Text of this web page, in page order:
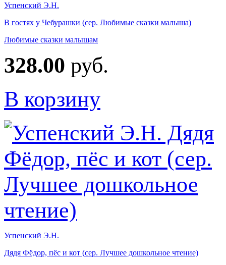
Успенский Э.Н.
В гостях у Чебурашки (сер. Любимые сказки малыша)
Любимые сказки малышам
328.00 руб.
В корзину
Успенский Э.Н.
Дядя Фёдор, пёс и кот (сер. Лучшее дошкольное чтение)